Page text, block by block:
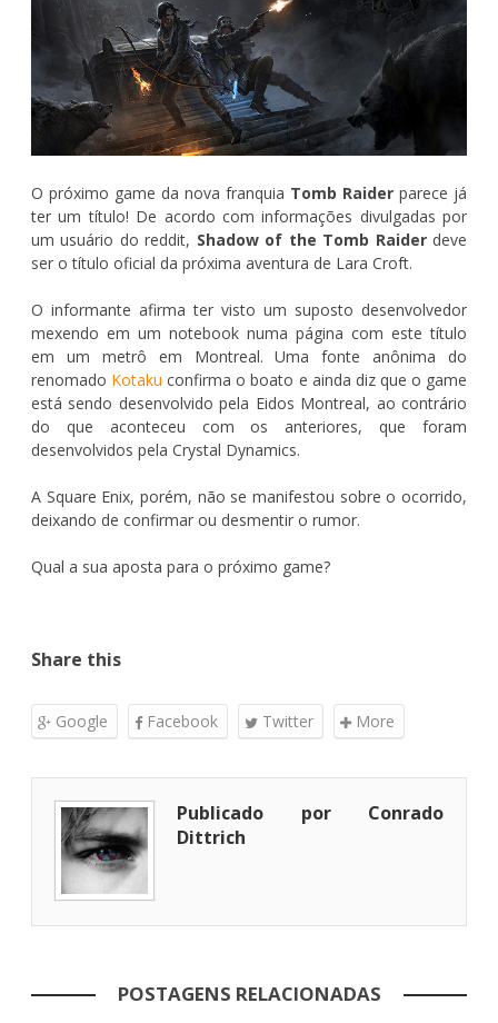
O próximo game da nova franquia Tomb Raider parece já
ter um título! De acordo com informações divulgadas por
um usuário do reddit, Shadow of the Tomb Raiderdeve
ser o título oficial da próxima aventura de Lara Croft.
O informante afirma ter visto um suposto desenvolvedor
mexendo em um notebook numa página com este título
em um metrô em Montreal. Uma fonte anônima do
renomado Kotaku confirma o boato e ainda diz que o game
está sendo desenvolvido pela Eidos Montreal, ao contrário
do que aconteceu com os anteriores, que foram
desenvolvidos pela Crystal Dynamics.
A Square Enix, porém, não se manifestou sobre o ocorrido,
deixando de confirmar ou desmentir o rumor.
Qual a sua aposta para o próximo game?
Share this
Google Facebook Twitter More
Publicado por Conrado
Dittrich
POSTAGENS RELACIONADAS